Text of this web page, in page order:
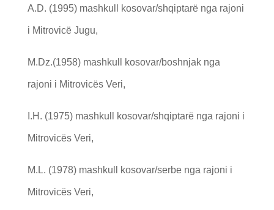
A.D. (1995) mashkull kosovar/shqiptarë nga rajoni
i Mitrovicë Jugu,
M.Dz.(1958) mashkull kosovar/boshnjak nga
rajoni i Mitrovicës Veri,
I.H. (1975) mashkull kosovar/shqiptarë nga rajoni i
Mitrovicës Veri,
M.L. (1978) mashkull kosovar/serbe nga rajoni i
Mitrovicës Veri,